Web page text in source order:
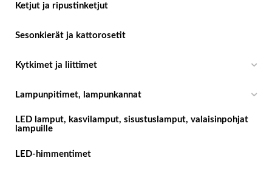
Ketjut ja ripustinketjut
Sesonkierät ja kattorosetit
Kytkimet ja liittimet
Lampunpitimet, lampunkannat
LED lamput, kasvilamput, sisustuslamput, valaisinpohjat
lampuille
LED-himmentimet